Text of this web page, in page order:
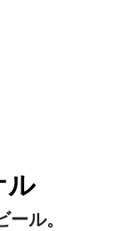
ル
ル。